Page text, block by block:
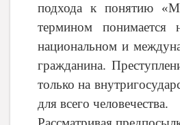
подхода к понятию
термином понимается
национальном и
гражданина.
только на
для всего человечества.